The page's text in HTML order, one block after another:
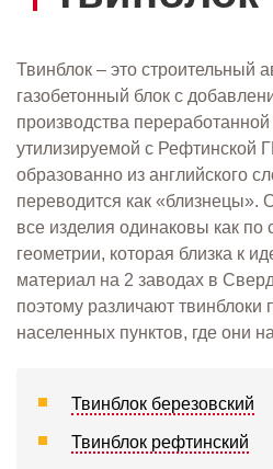
Твинблок – это строительный
газобетонный блок с
производства
утилизируемой с Рефтинской
образованно из английского
переводится как «близнецы».
все изделия одинаковы как по
геометрии, которая близка к
материал на 2 заводах в
поэтому различают твинблоки
населенных пунктов, где они
Твинблок березовский
Твинблок рефтинский